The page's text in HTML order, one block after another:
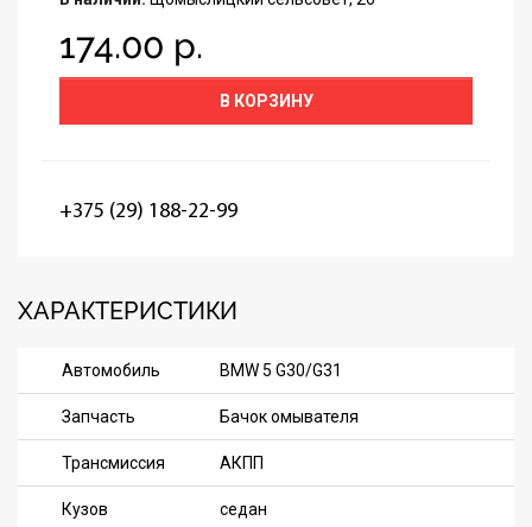
174.00 р.
В КОРЗИНУ
+375 (29) 188-22-99
ХАРАКТЕРИСТИКИ
Автомобиль BMW 5 G30/G31
Запчасть Бачок омывателя
Трансмиссия АКПП
Кузов седан